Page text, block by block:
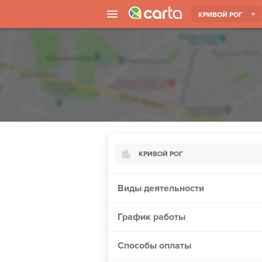
КРИВОЙ РОГ
КРИВОЙ РОГ
Борисполь
Виды деятельности
График работы
Способы оплаты